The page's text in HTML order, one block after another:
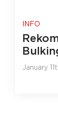
INFO
January